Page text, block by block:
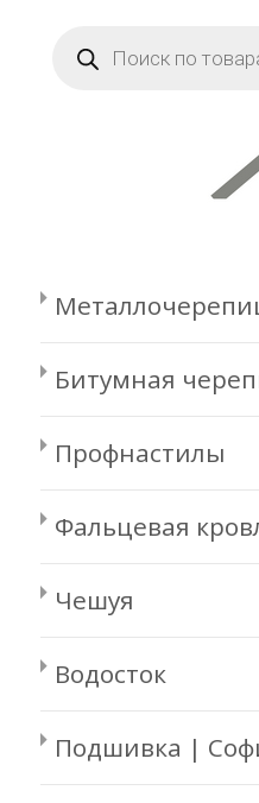
товаров
Битумная
Профнастилы
Фальцевая
Чешуя
Водосток
Подшивка |